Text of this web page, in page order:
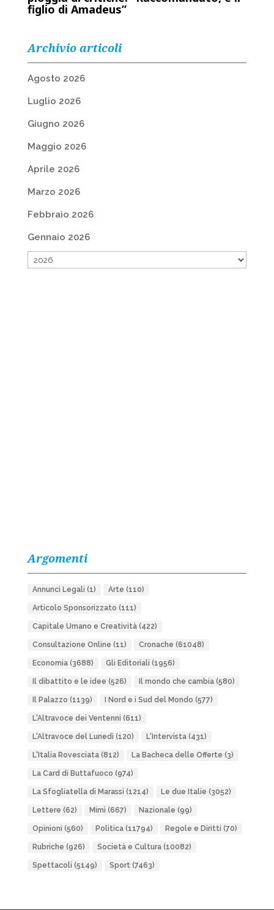
figlio di Amadeus”
Archivio articoli
Agosto 2026
Luglio 2026
Giugno 2026
Maggio 2026
Aprile 2026
Marzo 2026
Febbraio 2026
Gennaio 2026
Argomenti
Annunci Legali (1) Arte (110)
Articolo Sponsorizzato (111)
Capitale Umano e Creatività(422)
Consultazione Online (11) Cronache (61048)
Economia(3688) Gli Editoriali (1956)
Il dibattito e le idee (526) Il mondo che cambia(580)
Il Palazzo (1139) I Nord e i Sud del Mondo (577)
L'Altravoce dei Ventenni (611)
L'Altravoce del Lunedì (120) L'Intervista(431)
L'Italia Rovesciata(812) La Bacheca delle Offerte (3)
La Card di Buttafuoco (974)
La Sfogliatella di Marassi (1214) Le due Italie (3052)
Lettere (62) Mimì (667) Nazionale (99)
Opinioni (560) Politica(11794) Regole e Diritti (70)
Rubriche (926) Società e Cultura(10082)
Spettacoli (5149) Sport(7463)